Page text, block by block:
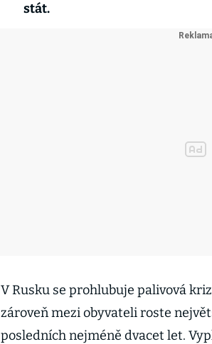
stát.
V Rusku se prohlubuje palivová
zároveň mezi obyvateli roste
posledních nejméně dvacet let.